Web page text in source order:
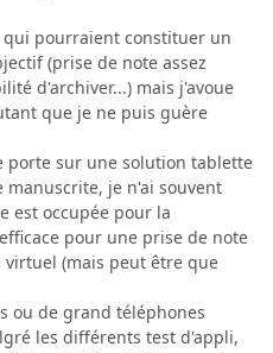
qui pourraient constituer un
(prise de note assez
d'archiver...) mais j'avoue
que je ne puis guère
porte sur une solution tablette
je n'ai souvent
est occupée pour la
pour une prise de note
(mais peut être que
ou de grand téléphones
les différents test d'appli,